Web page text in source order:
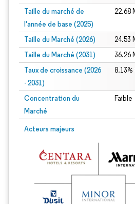
Taille du marché de
l'année de base (2025)
22.68
Taille du Marché (2026) 24.53
Taille du Marché (2031) 36.26
Taux de croissance (2026
- 2031)
8.13%
Concentration du
Marché
Faible
Acteurs majeurs
Image © Mordor Intelligence. La